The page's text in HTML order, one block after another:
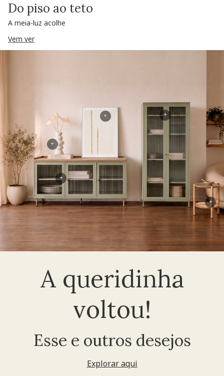
Do piso ao teto
A meia-luz acolhe
Vem ver
A queridinha
voltou!
Esse e outros desejos
Explorar aqui
+
+
+
+
+